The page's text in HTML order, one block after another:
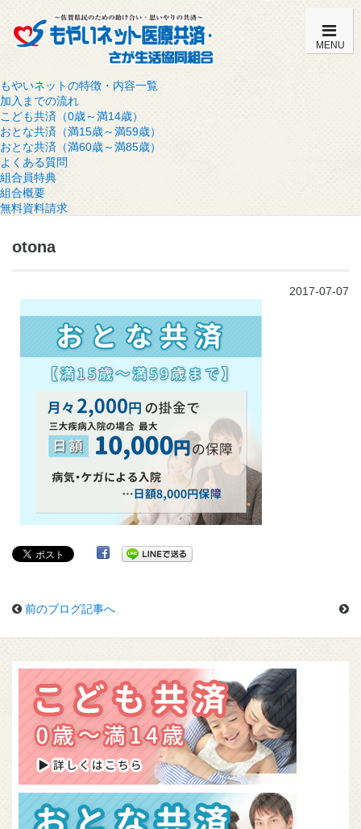
MENU
もやいネットの特徴・内容一覧
加入までの流れ
こども共済（0歳～満14歳）
おとな共済（満15歳～満59歳）
おとな共済（満60歳～満85歳）
よくある質問
組合員特典
組合概要
無料資料請求
otona
2017-07-07
前のブログ記事へ